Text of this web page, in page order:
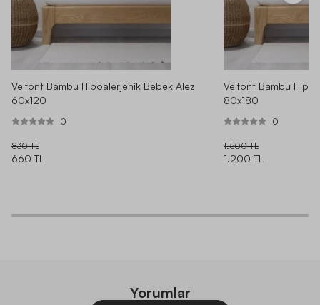
Velfont Bambu Hipoalerjenik Bebek Alez
60x120
0
830 TL
660 TL
Velfont Bambu
80x180
0
1.500 TL
1.200 TL
Yorumlar